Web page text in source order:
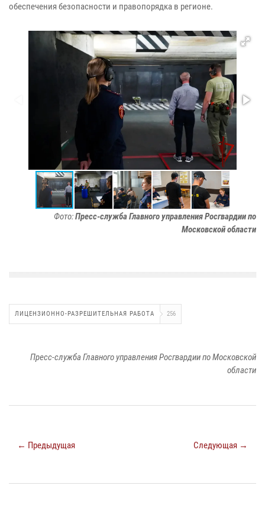
обеспечения безопасности и правопорядка в регионе.
Фото:Пресс-служба Главного управления Росгвардии по
Московской области
ЛИЦЕНЗИОННО-РАЗРЕШИТЕЛЬНАЯ РАБОТА 256
Пресс-служба Главного управления Росгвардии по Московской
области
← Предыдущая Следующая →